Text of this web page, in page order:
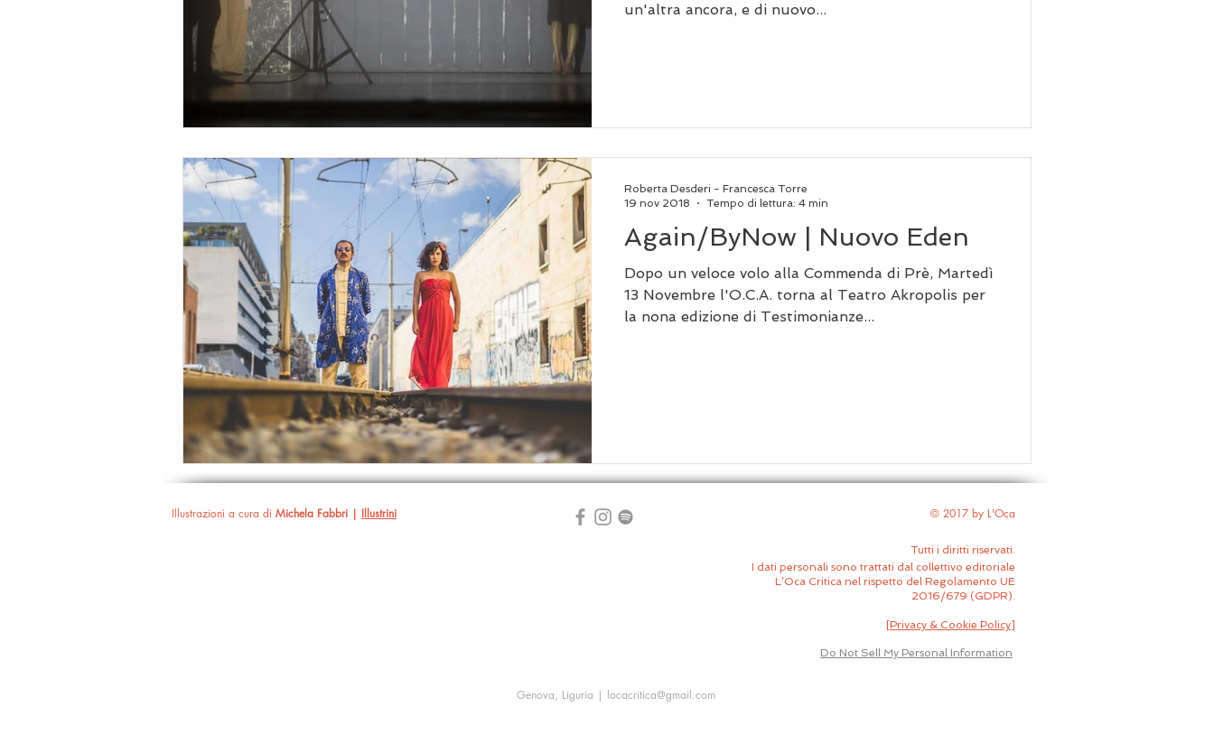
un'altra ancora, e di nuovo...
Again/ByNow | Nuovo Eden
Dopo un veloce volo alla Commenda di Prè, Martedì
13 Novembre l'O.C.A. torna al Teatro Akropolis per
la nona edizione di Testimonianze...
Roberta Desderi - Francesca Torre
19 nov 2018
Tempo di lettura: 4 min
Illustrazioni a cura di Michela Fabbri | Illustrini © 2017 by L'Oca
Tutti i diritti riservati.
I dati personali sono trattati dal collettivo editoriale
L’Oca Critica nel rispetto del Regolamento UE
2016/679 (GDPR).
[Privacy & Cookie Policy]
Do Not Sell My Personal Information
Genova, Liguria | locacritica@gmail.com